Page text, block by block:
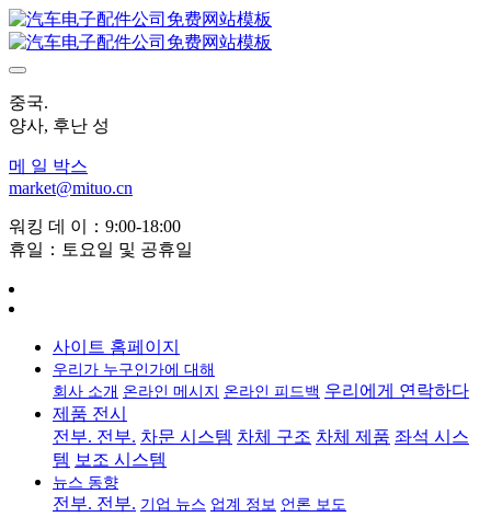
중국.
양사, 후난 성
메 일 박스
market@mituo.cn
워킹 데 이：9:00-18:00
휴일：토요일 및 공휴일
사이트 홈페이지
우리가 누구인가에 대해
회사 소개 온라인 메시지 온라인 피드백 우리에게 연락하다
제품 전시
전부. 전부. 차문 시스템 차체 구조 차체 제품 좌석 시스
템 보조 시스템
뉴스 동향
전부. 전부. 기업 뉴스 업계 정보 언론 보도